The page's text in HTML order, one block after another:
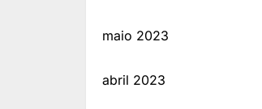
maio 2023
abril 2023